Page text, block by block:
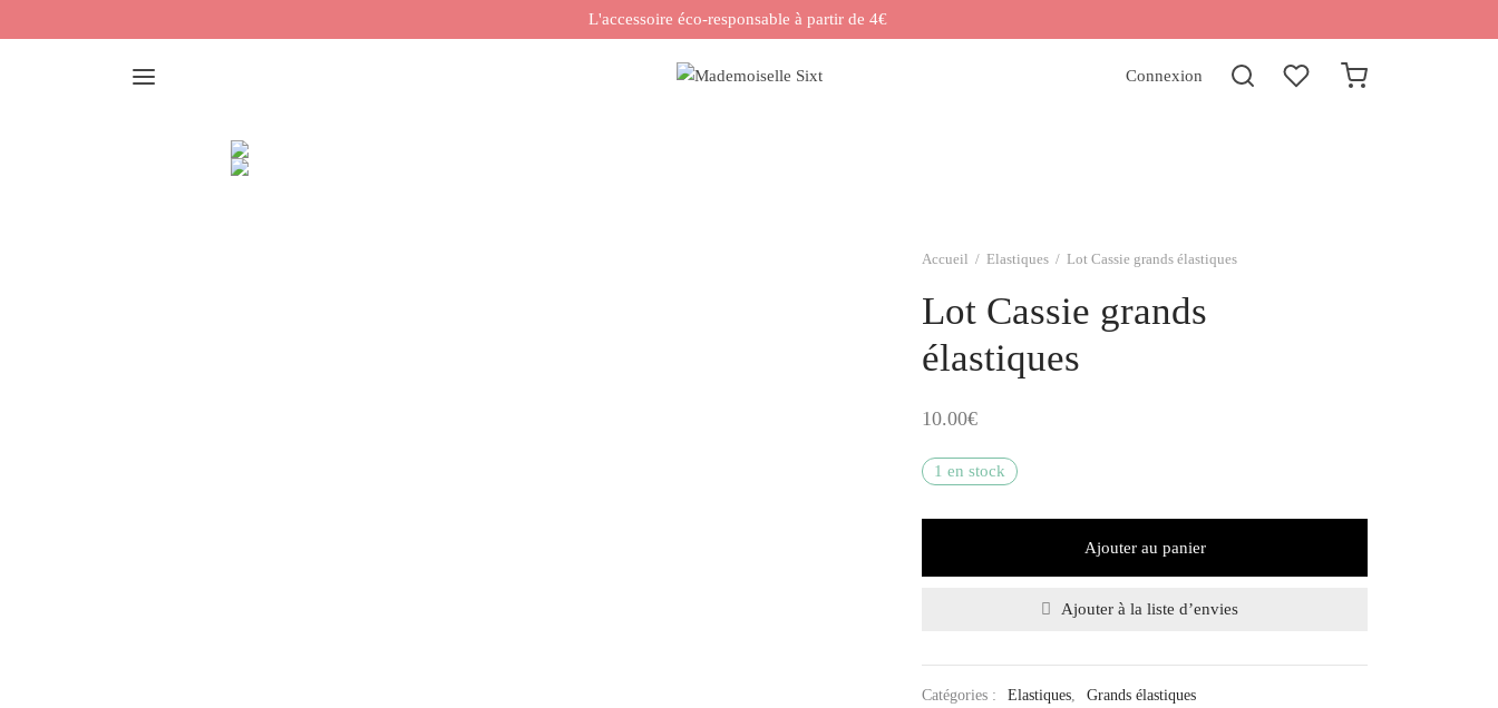
L'accessoire éco-responsable à partir de 4€
Connexion
Accueil / Elastiques / Lot Cassie grands élastiques
Lot Cassie grands
élastiques
10.00€
1 en stock
Ajouter au panier
Ajouter à la liste d’envies
Catégories : Elastiques, Grands élastiques